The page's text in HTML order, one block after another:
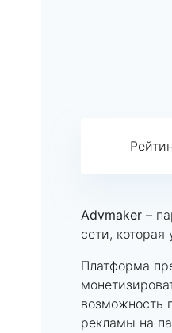
Advmaker –
сети,
Платформа
возможность
рекламы на